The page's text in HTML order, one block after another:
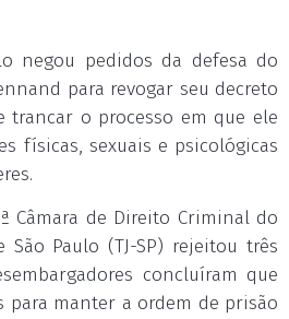
negou pedidos da defesa do
para revogar seu decreto
trancar o processo em que ele
físicas, sexuais e psicológicas
Câmara de Direito Criminal do
Paulo (TJ-SP) rejeitou três
concluíram que
para manter a ordem de prisão